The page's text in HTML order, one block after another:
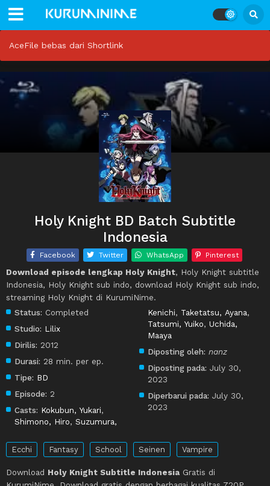
AceFile bebas dari Shortlink
Holy Knight BD Batch Subtitle
Indonesia
Facebook Twitter WhatsApp Pinterest
Download episode lengkap Holy Knight, Holy Knight subtitle
Indonesia, Holy Knight sub indo, download Holy Knight sub indo,
streaming Holy Knight di KurumiNime.
Status: Completed
Studio: Lilix
Dirilis: 2012
Durasi: 28 min. per ep.
Tipe: BD
Episode: 2
Casts: Kokubun, Yukari,
Shimono, Hiro, Suzumura,
Kenichi, Taketatsu, Ayana,
Tatsumi, Yuiko,Uchida,
Maaya
Diposting oleh: nanz
Diposting pada: July 30,
2023
Diperbarui pada: July 30,
2023
Ecchi Fantasy School Seinen Vampire
Download Holy Knight Subtitle Indonesia Gratis di